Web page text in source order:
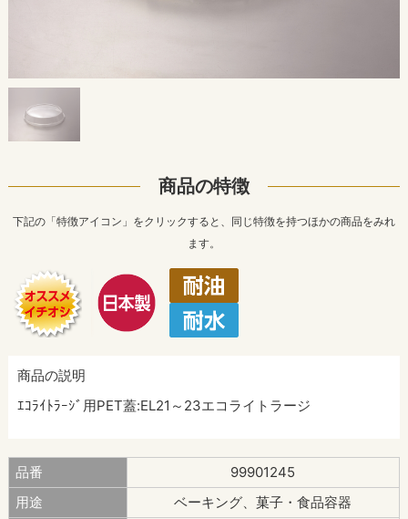
商品の特徴
下記の「特徴アイコン」をクリックすると、同じ特徴を持つほかの商品をみれ
ます。
商品の説明
ｴｺﾗｲﾄﾗｰｼﾞ用PET蓋:EL21～23エコライトラージ
品番
99901245
用途
ベーキング、菓子・食品容器